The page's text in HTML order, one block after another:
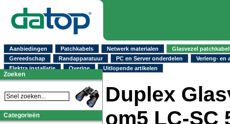
Aanbiedingen Patchkabels Netwerk materialen
Glasvezel
Gereedschap
Randapparatuur PC en Server onderdelen
Verleng- en
Elektra installatie
Overige Uitlopende artikelen
Duplex
om5 LC-SC
Zoeken
Categorieën